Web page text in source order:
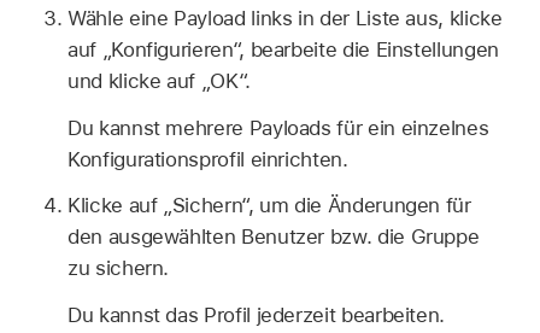
Wähle eine Payload links in der Liste aus, klicke
auf „Konfigurieren“, bearbeite die Einstellungen
und klicke auf „OK“.
Du kannst mehrere Payloads für ein einzelnes
Konfigurationsprofil einrichten.
Klicke auf „Sichern“, um die Änderungen für
den ausgewählten Benutzer bzw. die Gruppe
zu sichern.
Du kannst das Profil jederzeit bearbeiten.